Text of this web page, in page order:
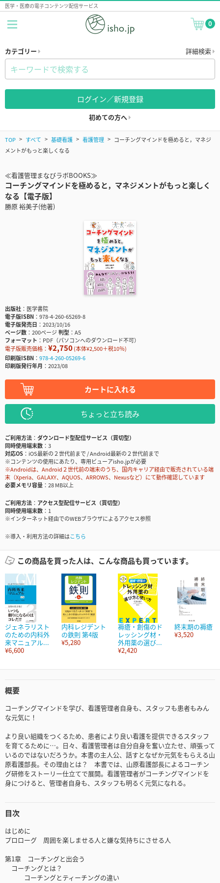
医学・医療の電子コンテンツ配信サービス
0
カテゴリー 詳細検索
ログイン／新規登録
初めての方へ
TOP すべて 基礎看護 看護管理
コーチングマインドを極めると，マネジ
メントがもっと楽しくなる
≪看護管理まなびラボBOOKS≫
コーチングマインドを極めると，マネジメントがもっと楽しく
なる【電子版】
勝原 裕美子(他著)
出版社
医学書院
電子版ISBN
978-4-260-65269-8
電子版発売日
2023/10/16
ページ数
200ページ判型
A5
フォーマット
PDF（パソコンへのダウンロード不可）
電子版販売価格： ¥2,750(本体¥2,500＋税10％)
印刷版ISBN
978-4-260-05269-6
印刷版発行年月
2023/08
カートに入れる
ちょっと立ち読み
ご利用方法
ダウンロード型配信サービス（買切型）
同時使用端末数
3
対応OS
iOS最新の２世代前まで / Android最新の２世代前まで
※コンテンツの使用にあたり、専用ビューアisho.jpが必要
※Androidは、Android２世代前の端末のうち、国内キャリア経由で販売されている端
末（Xperia、GALAXY、AQUOS、ARROWS、Nexusなど）にて動作確認しています
必要メモリ容量
28 MB以上
ご利用方法
アクセス型配信サービス（買切型）
同時使用端末数
1
※インターネット経由でのWEBブラウザによるアクセス参照
※導入・利用方法の詳細はこちら
この商品を買った人は、こんな商品も買っています。
ジェネラリスト
のための内科外
来マニュアル...
¥6,600
内科レジデント
の鉄則 第4版
¥5,280
褥瘡・創傷のド
レッシング材・
外用薬の選び...
¥2,420
終末期の褥瘡
¥3,520
概要
コーチングマインドを学び、看護管理者自身も、スタッフも患者もみん
な元気に！
より良い組織をつくるため、患者により良い看護を提供できるスタッフ
を育てるために…。日々、看護管理者は自分自身を奮い立たせ、頑張って
いるのではないだろうか。本書の主人公、話すとなぜか元気をもらえる山
原看護部長。その理由とは？ 本書では、山原看護部長によるコーチン
グ研修をストーリー仕立てで展開。看護管理者がコーチングマインドを
身につけると、管理者自身も、スタッフも明るく元気になれる。
目次
はじめに
プロローグ 周囲を楽しませる人と嫌な気持ちにさせる人
第1章 コーチングと出会う
コーチングとは？
コーチングとティーチングの違い